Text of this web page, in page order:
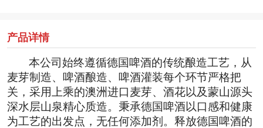
产品详情
本公司始终遵循德国啤酒的传统酿造工艺，从
麦芽制造、啤酒酿造、啤酒灌装每个环节严格把
关，采用上乘的澳洲进口麦芽、酒花以及蒙山源头
深水层山泉精心质造。秉承德国啤酒以口感和健康
为工艺的出发点，无任何添加剂。释放德国啤酒的